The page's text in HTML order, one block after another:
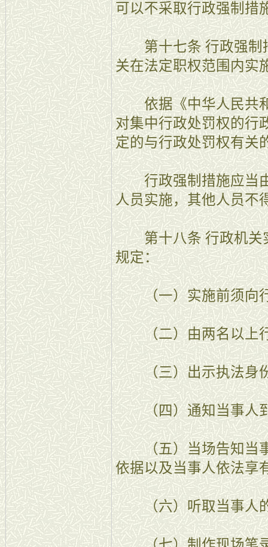
可以不采取行政强制措
第十七条 行政强制措
关在法定职权范围内实
依据《中华人民共和
对集中行政处罚权的行
定的与行政处罚权有关
行政强制措施应当由
人员实施，其他人员不
第十八条 行政机关实
规定：
（一）实施前须向行
（二）由两名以上行
（三）出示执法身
（四）通知当事人
（五）当场告知当事
依据以及当事人依法享
（六）听取当事人的